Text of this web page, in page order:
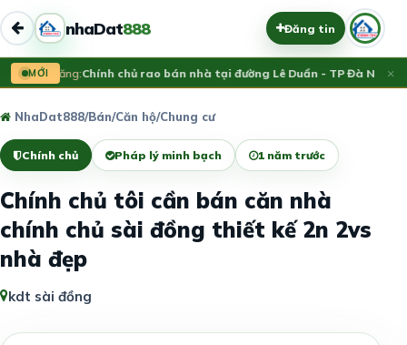
nhaDat888 Đăng tin
MỚI
Vừa đăng:Chính chủ rao bán nhà tại đường Lê Duẩn - TP Đà Nẵng;×
NhaDat888/Bán/Căn hộ/Chung cư
Chính chủ Pháp lý minh bạch 1 năm trước
Chính chủ tôi cần bán căn nhà
chính chủ sài đồng thiết kế 2n 2vs
nhà đẹp
kdt sài đồng